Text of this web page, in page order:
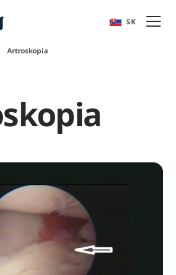
SK
Artroskopia